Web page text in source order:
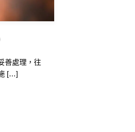
善處理，往
[…]